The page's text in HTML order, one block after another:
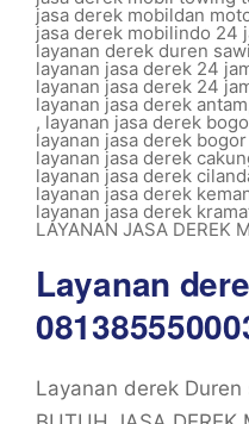
jasa derek mobildan
jasa derek mobilindo 24
layanan derek duren
layanan jasa derek 24
layanan jasa derek 24
layanan jasa derek antam
, layanan jasa derek
layanan jasa derek
layanan jasa derek
layanan jasa derek
layanan jasa derek
layanan jasa derek
LAYANAN JASA DEREK
Layanan
Layanan derek